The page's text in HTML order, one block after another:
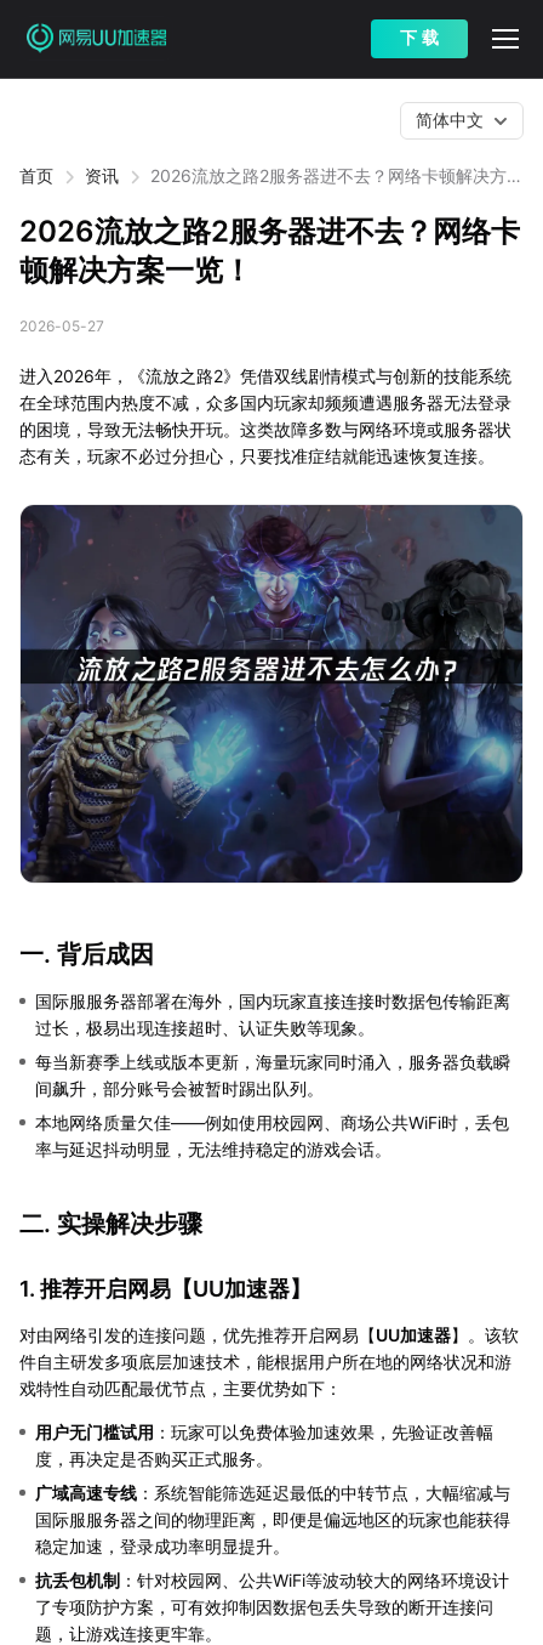
下 载
首页 资讯
2026流放之路2服务器进不去？网络卡顿解决方案
简体中文
2026流放之路2服务器进不去？网络卡
顿解决方案一览！
2026-05-27
进入2026年，《流放之路2》凭借双线剧情模式与创新的技能系统
在全球范围内热度不减，众多国内玩家却频频遭遇服务器无法登录
的困境，导致无法畅快开玩。这类故障多数与网络环境或服务器状
态有关，玩家不必过分担心，只要找准症结就能迅速恢复连接。
一. 背后成因
国际服服务器部署在海外，国内玩家直接连接时数据包传输距离
过长，极易出现连接超时、认证失败等现象。
每当新赛季上线或版本更新，海量玩家同时涌入，服务器负载瞬
间飙升，部分账号会被暂时踢出队列。
本地网络质量欠佳——例如使用校园网、商场公共WiFi时，丢包
率与延迟抖动明显，无法维持稳定的游戏会话。
二. 实操解决步骤
1. 推荐开启网易【UU加速器】
对由网络引发的连接问题，优先推荐开启网易【UU加速器】。该软
件自主研发多项底层加速技术，能根据用户所在地的网络状况和游
戏特性自动匹配最优节点，主要优势如下：
用户无门槛试用 ：玩家可以免费体验加速效果，先验证改善幅
度，再决定是否购买正式服务。
广域高速专线 ：系统智能筛选延迟最低的中转节点，大幅缩减与
国际服服务器之间的物理距离，即便是偏远地区的玩家也能获得
稳定加速，登录成功率明显提升。
抗丢包机制 ：针对校园网、公共WiFi等波动较大的网络环境设计
了专项防护方案，可有效抑制因数据包丢失导致的断开连接问
题，让游戏连接更牢靠。